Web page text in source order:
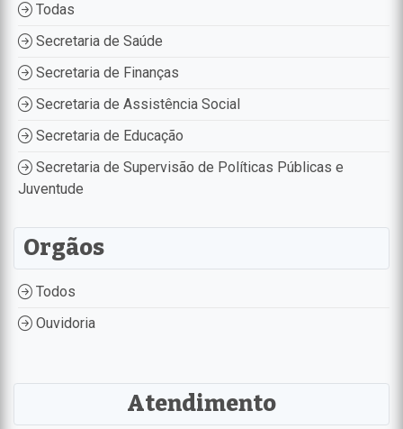
Todas
Secretaria de Saúde
Secretaria de Finanças
Secretaria de Assistência Social
Secretaria de Educação
Secretaria de Supervisão de Políticas Públicas e
Juventude
Orgãos
Todos
Ouvidoria
Atendimento